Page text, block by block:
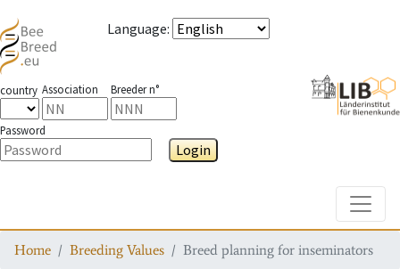
Language:
country Association Breeder n°
Password
Login
Home Breeding Values Breed planning for inseminators